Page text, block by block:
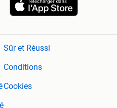
Sûr et Réussi
Conditions
Cookies